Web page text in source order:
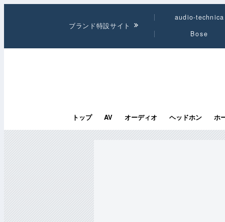
ブランド特設サイト
audio-technica
Bose
トップ AV オーディオ ヘッドホン ホ